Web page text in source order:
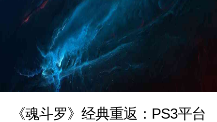
《魂斗罗》经典重返：PS3平台